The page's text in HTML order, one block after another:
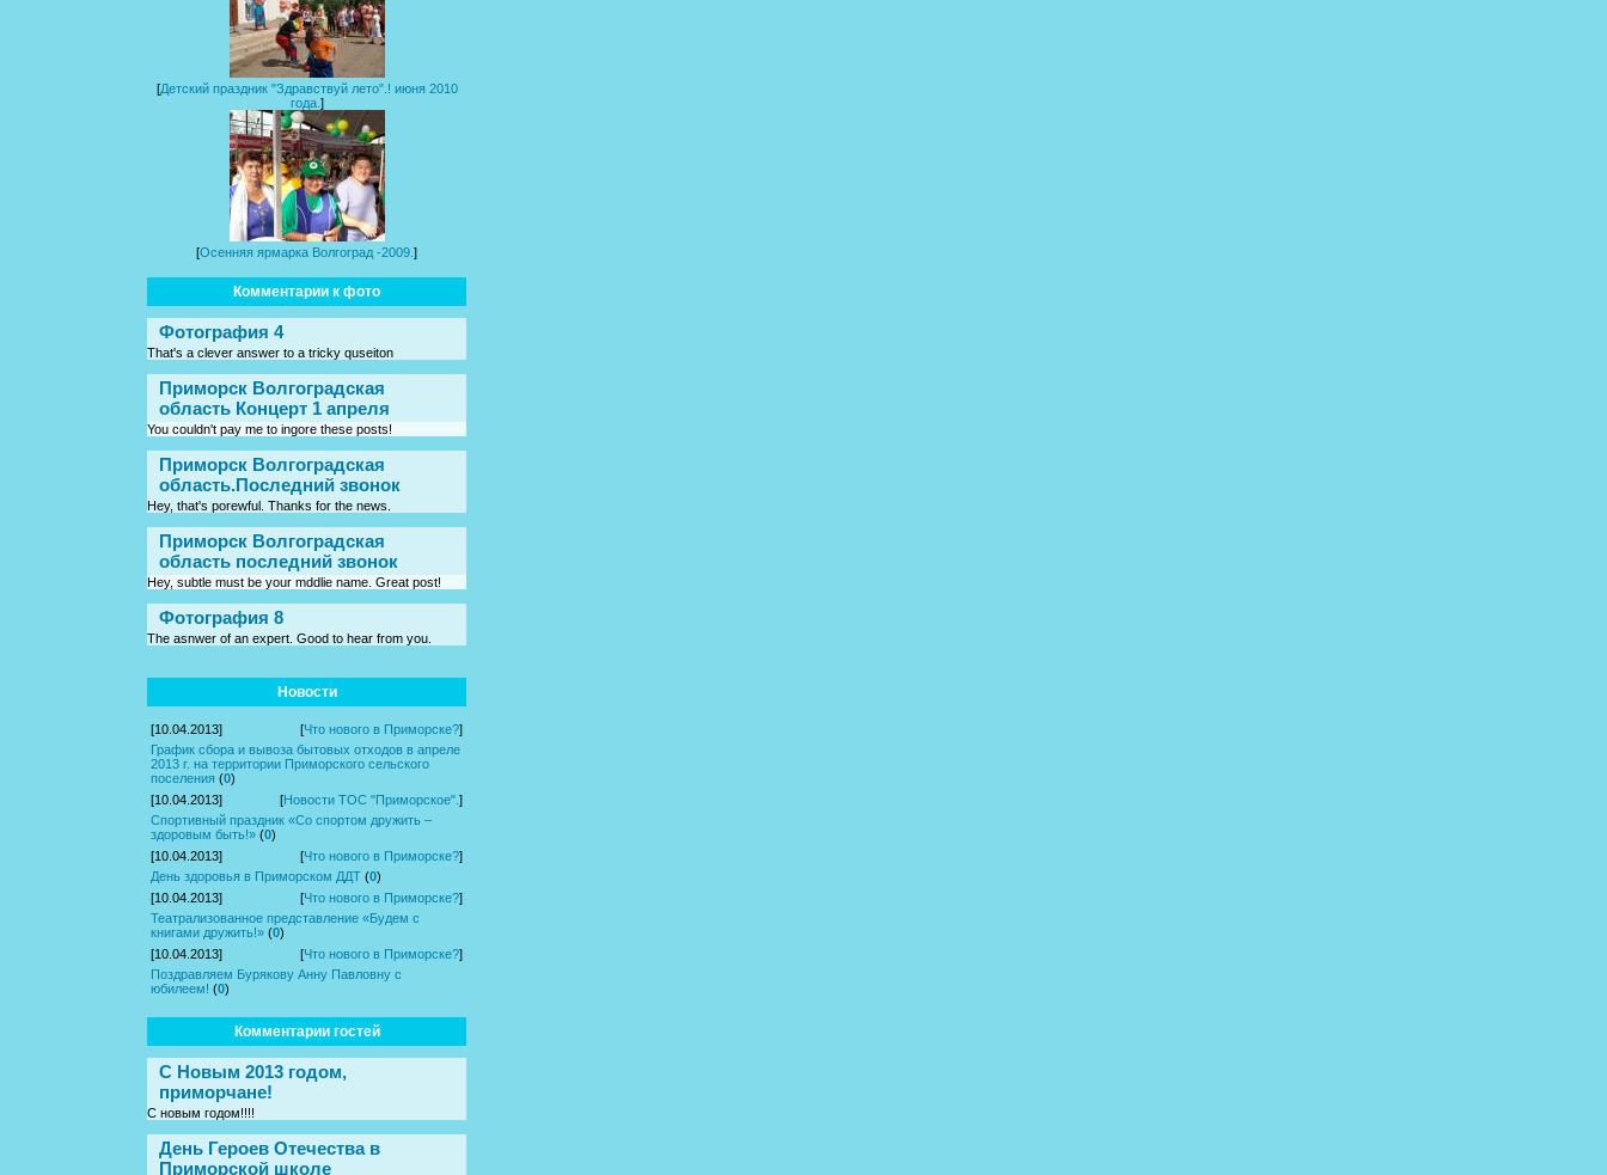
[Детский праздник "Здравствуй лето".! июня 2010
года. ]
[Осенняя ярмарка Волгоград -2009. ]
Комментарии к фото
Фотография 4
That's a clever answer to a tricky quseiton
Приморск Волгоградская
область Концерт 1 апреля
You couldn't pay me to ingore these posts!
Приморск Волгоградская
область.Последний звонок
Hey, that's porewful. Thanks for the news.
Приморск Волгоградская
область последний звонок
Hey, subtle must be your mddlie name. Great post!
Фотография 8
The asnwer of an expert. Good to hear from you.
Новости
[10.04.2013] [Что нового в Приморске?]
График сбора и вывоза бытовых отходов в апреле
2013 г. на территории Приморского сельского
поселения (0)
[10.04.2013]
[Новости ТОС "Приморское". ]
Спортивный праздник «Со спортом дружить –
здоровым быть!» (0)
[10.04.2013]
[Что нового в Приморске?]
День здоровья в Приморском ДДТ (0)
[10.04.2013]
[Что нового в Приморске?]
Театрализованное представление «Будем с
книгами дружить!» (0)
[10.04.2013]
[Что нового в Приморске?]
Поздравляем Бурякову Анну Павловну с
юбилеем! (0)
Комментарии гостей
С Новым 2013 годом,
приморчане!
С новым годом!!!!
День Героев Отечества в
Приморской школе